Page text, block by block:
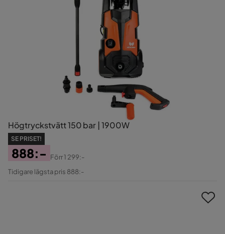
Högtryckstvätt 150 bar | 1900W
SE PRISET!
Pris
888:-
Original
Förr1 299:-
Tidigare lägsta pris 888:-